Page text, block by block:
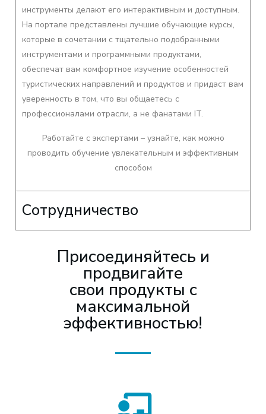
инструменты делают его интерактивным и доступным.
На портале представлены лучшие обучающие курсы,
которые в сочетании с тщательно подобранными
инструментами и программными продуктами,
обеспечат вам комфортное изучение особенностей
туристических направлений и продуктов и придаст вам
уверенность в том, что вы общаетесь с
профессионалами отрасли, а не фанатами IT.
Работайте с экспертами – узнайте, как можно
проводить обучение увлекательным и эффективным
способом
Сотрудничество
Присоединяйтесь и
продвигайте
свои продукты с
максимальной
эффективностью!